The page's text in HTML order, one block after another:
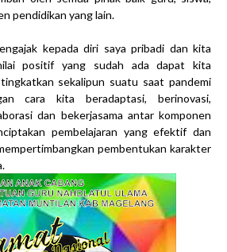
pendidikan yang lain.
kepada diri saya pribadi dan kita
positif yang sudah ada dapat kita
sekalipun suatu saat pandemi
cara kita beradaptasi, berinovasi,
dan bekerjasama antar komponen
pembelajaran yang efektif dan
pembentukan karakter